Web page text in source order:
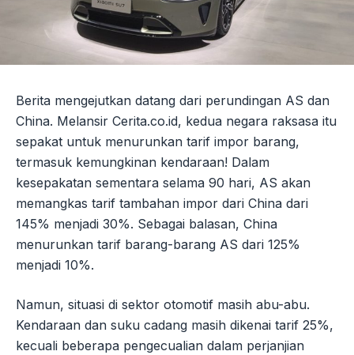
Berita mengejutkan datang dari perundingan AS dan
China. Melansir Cerita.co.id, kedua negara raksasa itu
sepakat untuk menurunkan tarif impor barang,
termasuk kemungkinan kendaraan! Dalam
kesepakatan sementara selama 90 hari, AS akan
memangkas tarif tambahan impor dari China dari
145% menjadi 30%. Sebagai balasan, China
menurunkan tarif barang-barang AS dari 125%
menjadi 10%.
Namun, situasi di sektor otomotif masih abu-abu.
Kendaraan dan suku cadang masih dikenai tarif 25%,
kecuali beberapa pengecualian dalam perjanjian